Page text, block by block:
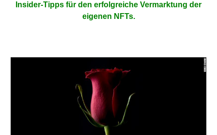
Insider-Tipps für den erfolgreiche Vermarktung der
eigenen NFTs.